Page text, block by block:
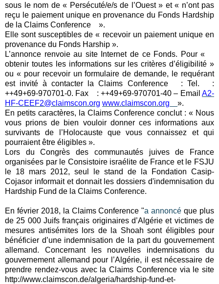
sous le nom de « Persécuté/e/s de l’Ouest » et « n’ont pas
reçu le paiement unique en provenance du Fonds Hardship
de la Claims Conference ».
Elle sont susceptibles de « recevoir un paiement unique en
provenance du Fonds Harship ».
L’annonce renvoie au site Internet de ce Fonds. Pour «
obtenir toutes les informations sur les critères d’éligibilité »
ou « pour recevoir un formulaire de demande, le requérant
est invité à contacter la Claims Conference : Tel. :
++49+69-970701-0. Fax : ++49+69-970701-40 – Email A2-
HF-CEEF2@claimscon.org www.claimscon.org ».
En petits caractères, la Claims Conference conclut : « Nous
vous prions de bien vouloir donner ces informations aux
survivants de l’Holocauste que vous connaissez et qui
pourraient être éligibles ».
Lors du Congrès des communautés juives de France
organisées par le Consistoire israélite de France et le FSJU
le 18 mars 2012, seul le stand de la Fondation Casip-
Cojasor informait et donnait les dossiers d'indemnisation du
Hardship Fund de la Claims Conference.
En février 2018, la Claims Conference "a annoncé que plus
de 25 000 Juifs français originaires d’Algérie et victimes de
mesures antisémites lors de la Shoah sont éligibles pour
bénéficier d’une indemnisation de la part du gouvernement
allemand. Concernant les nouvelles indemnisations du
gouvernement allemand pour l’Algérie, il est nécessaire de
prendre rendez-vous avec la Claims Conference via le site
http://www.claimscon.de/algeria/hardship-fund-et-